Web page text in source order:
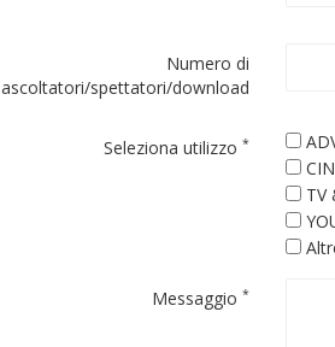
Numero di
ascoltatori/spettatori/download
Seleziona utilizzo*
TV
Messaggio*